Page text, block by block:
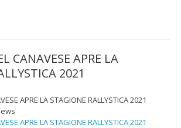
CANAVESE APRE LA
2021
APRE LA STAGIONE RALLYSTICA 2021
APRE LA STAGIONE RALLYSTICA 2021